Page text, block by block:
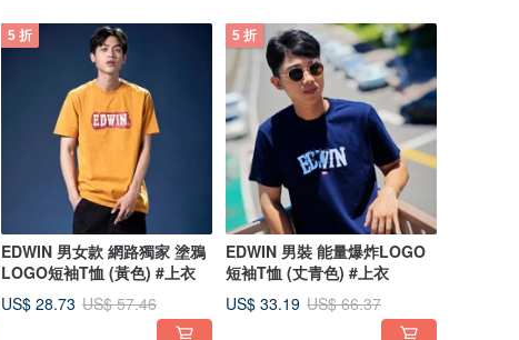
5 折
EDWIN 男女款 網路獨家 塗鴉
LOGO短袖T恤 (黃色) #上衣
US$ 28.73 US$ 57.46
5 折
EDWIN 男裝 能量爆炸LOGO
短袖T恤 (丈青色) #上衣
US$ 33.19 US$ 66.37